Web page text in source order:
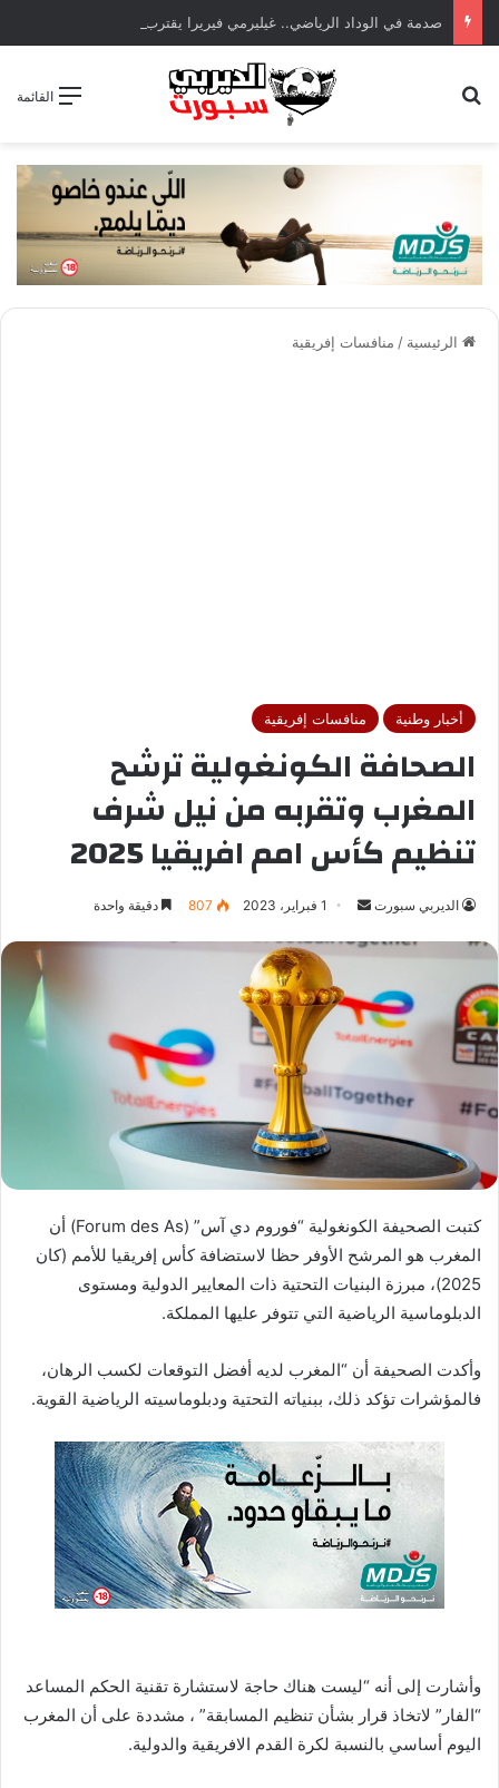
القائمة
الرئيسية / منافسات إفريقية
أخبار وطنية منافسات إفريقية
الصحافة الكونغولية ترشح
المغرب وتقربه من نيل شرف
تنظيم كأس امم افريقيا 2025
الديربي سبورت
س
ب
ر
د
إ
ت
ر
و
1 فبراير، 2023 807 دقيقة واحدة
كتبت الصحيفة الكونغولية “فوروم دي آس” (Forum des As) أن
المغرب هو المرشح الأوفر حظا لاستضافة كأس إفريقيا للأمم (كان
2025)، مبرزة البنيات التحتية ذات المعايير الدولية ومستوى
الدبلوماسية الرياضية التي تتوفر عليها المملكة.
وأكدت الصحيفة أن “المغرب لديه أفضل التوقعات لكسب الرهان،
فالمؤشرات تؤكد ذلك، ببنياته التحتية ودبلوماسيته الرياضية القوية.
وأشارت إلى أنه “ليست هناك حاجة لاستشارة تقنية الحكم المساعد
“الفار” لاتخاذ قرار بشأن تنظيم المسابقة” ، مشددة على أن المغرب
اليوم أساسي بالنسبة لكرة القدم الافريقية والدولية.